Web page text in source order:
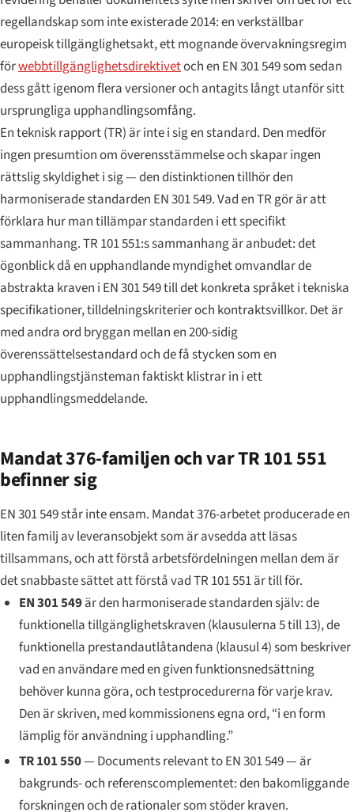
regellandskap som inte existerade 2014: en verkställbar
europeisk tillgänglighetsakt, ett mognande övervakningsregim
förwebbtillgänglighetsdirektivetoch en EN 301 549 som sedan
dess gått igenom flera versioner och antagits långt utanför sitt
ursprungliga upphandlingsomfång.
En teknisk rapport (TR) är inte i sig en standard. Den medför
ingen presumtion om överensstämmelse och skapar ingen
rättslig skyldighet i sig — den distinktionen tillhör den
harmoniserade standarden EN 301 549. Vad en TR gör är att
förklara hur mantillämparstandarden i ett specifikt
sammanhang. TR 101 551:s sammanhang är anbudet: det
ögonblick då en upphandlande myndighet omvandlar de
abstrakta kraven i EN 301 549 till det konkreta språket i tekniska
specifikationer, tilldelningskriterier och kontraktsvillkor. Det är
med andra ord bryggan mellan en 200-sidig
överenssättelsestandard och de få stycken som en
upphandlingstjänsteman faktiskt klistrar in i ett
upphandlingsmeddelande.
Mandat 376-familjen och var TR 101 551
befinner sig
EN 301 549 står inte ensam. Mandat 376-arbetet producerade en
liten familj av leveransobjekt som är avsedda att läsas
tillsammans, och att förstå arbetsfördelningen mellan dem är
det snabbaste sättet att förstå vad TR 101 551 är till för.
EN 301 549är den harmoniserade standarden själv: de
funktionella tillgänglighetskraven (klausulerna 5 till 13), de
funktionella prestandautlåtandena (klausul 4) som beskriver
vad en användare med en given funktionsnedsättning
behöver kunna göra, och testprocedurerna för varje krav.
Den är skriven, med kommissionens egna ord, “i en form
lämplig för användning i upphandling.”
TR 101 550— Documents relevant to EN 301 549— är
bakgrunds- och referenscomplementet: den bakomliggande
forskningen och de rationaler som stöder kraven.